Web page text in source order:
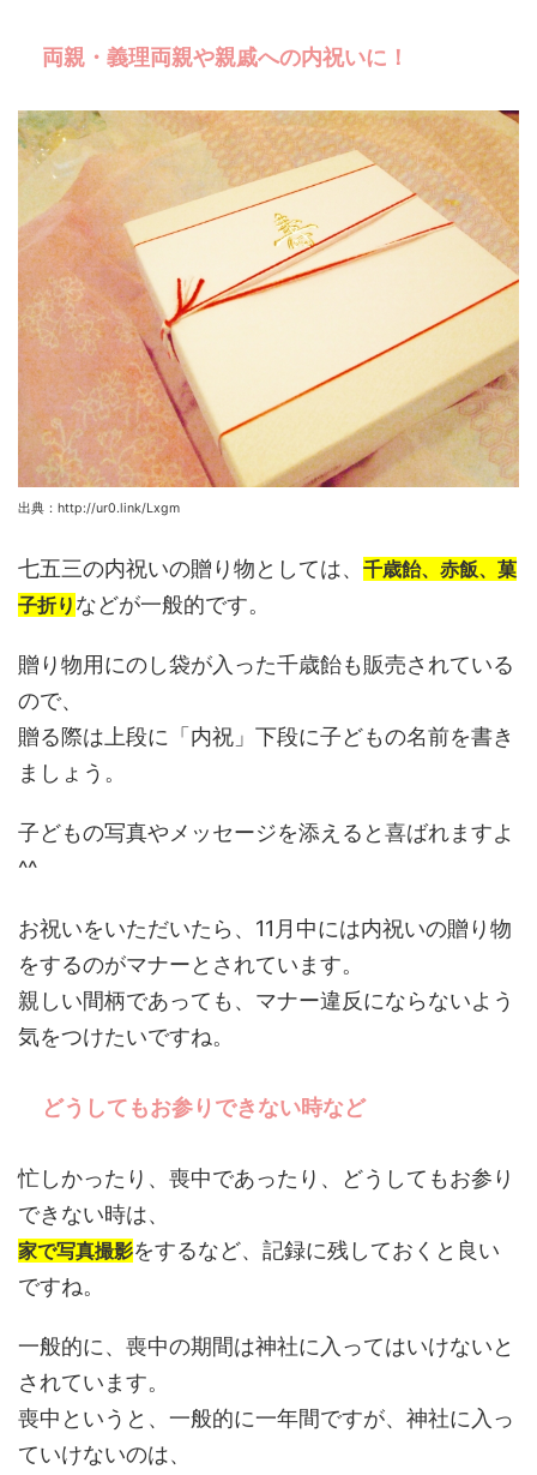
両親・義理両親や親戚への内祝いに！
出典：http://ur0.link/Lxgm
七五三の内祝いの贈り物としては、 千歳飴、赤飯、菓
子折り などが一般的です。
贈り物用にのし袋が入った千歳飴も販売されている
ので、
贈る際は上段に「内祝」下段に子どもの名前を書き
ましょう。
子どもの写真やメッセージを添えると喜ばれますよ
^^
お祝いをいただいたら、11月中には内祝いの贈り物
をするのがマナーとされています。
親しい間柄であっても、マナー違反にならないよう
気をつけたいですね。
どうしてもお参りできない時など
忙しかったり、喪中であったり、どうしてもお参り
できない時は、
家で写真撮影をするなど、記録に残しておくと良い
ですね。
一般的に、喪中の期間は神社に入ってはいけないと
されています。
喪中というと、一般的に一年間ですが、神社に入っ
ていけないのは、